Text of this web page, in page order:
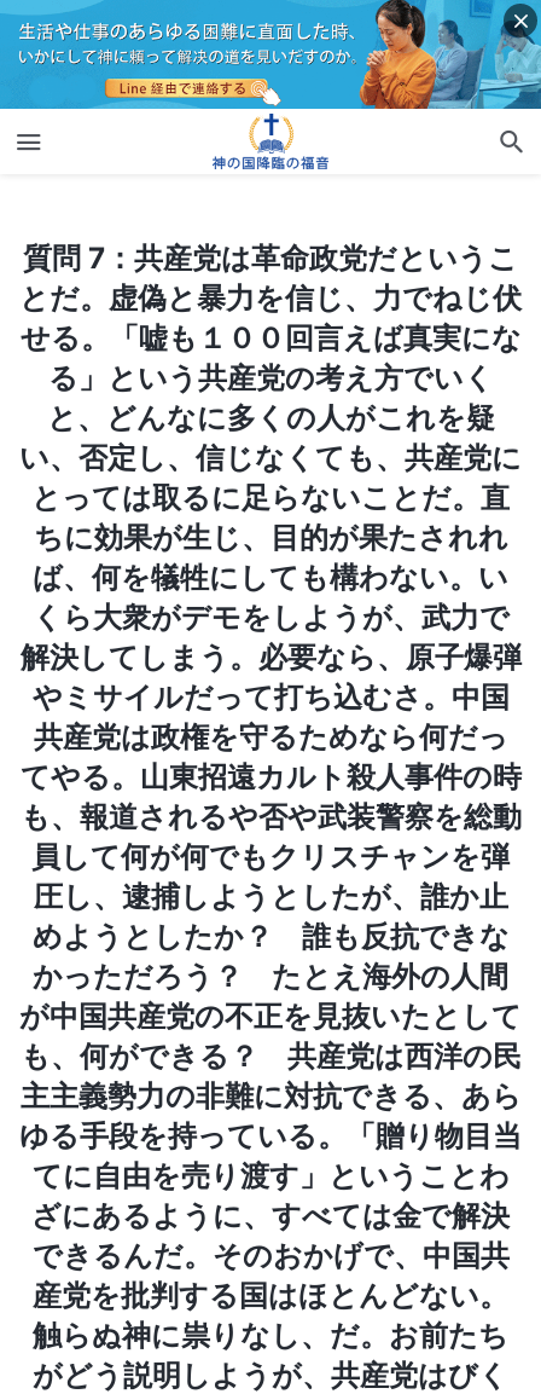
質問 7：共産党は革命政党だというこ
とだ。虚偽と暴力を信じ、力でねじ伏
せる。「嘘も１００回言えば真実にな
る」という共産党の考え方でいく
と、どんなに多くの人がこれを疑
い、否定し、信じなくても、共産党に
とっては取るに足らないことだ。直
ちに効果が生じ、目的が果たされれ
ば、何を犠牲にしても構わない。い
くら大衆がデモをしようが、武力で
解決してしまう。必要なら、原子爆弾
やミサイルだって打ち込むさ。中国
共産党は政権を守るためなら何だっ
てやる。山東招遠カルト殺人事件の時
も、報道されるや否や武装警察を総動
員して何が何でもクリスチャンを弾
圧し、逮捕しようとしたが、誰か止
めようとしたか？ 誰も反抗できな
かっただろう？ たとえ海外の人間
が中国共産党の不正を見抜いたとして
も、何ができる？ 共産党は西洋の民
主主義勢力の非難に対抗できる、あら
ゆる手段を持っている。「贈り物目当
てに自由を売り渡す」ということわ
ざにあるように、すべては金で解決
できるんだ。そのおかげで、中国共
産党を批判する国はほとんどない。
触らぬ神に祟りなし、だ。お前たち
がどう説明しようが、共産党はびく